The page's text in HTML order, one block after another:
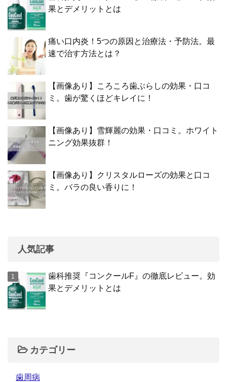
果とデメリットとは
痛い口内炎！5つの原因と治療法・予防法。最
速で治す方法とは？
【画像あり】ころころ歯ぶらしの効果・口コ
ミ。歯が驚くほどキレイに！
【画像あり】雪輝麗の効果・口コミ。ホワイト
ニング効果抜群！
【画像あり】クリスタルローズの効果と口コ
ミ。バラの良い香りに！
人気記事
歯科推奨『コンクールF』の徹底レビュー。効
果とデメリットとは
カテゴリー
歯周病